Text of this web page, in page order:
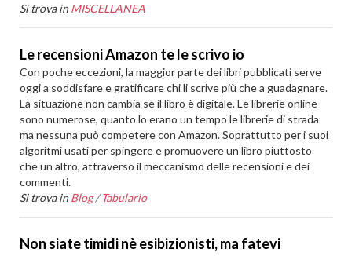
Si trova in MISCELLANEA
Le recensioni Amazon te le scrivo io
Con poche eccezioni, la maggior parte dei libri pubblicati serve
oggi a soddisfare e gratificare chi li scrive più che a guadagnare.
La situazione non cambia se il libro è digitale. Le librerie online
sono numerose, quanto lo erano un tempo le librerie di strada
ma nessuna può competere con Amazon. Soprattutto per i suoi
algoritmi usati per spingere e promuovere un libro piuttosto
che un altro, attraverso il meccanismo delle recensioni e dei
commenti.
Si trova in Blog /Tabulario
Non siate timidi nè esibizionisti, ma fatevi